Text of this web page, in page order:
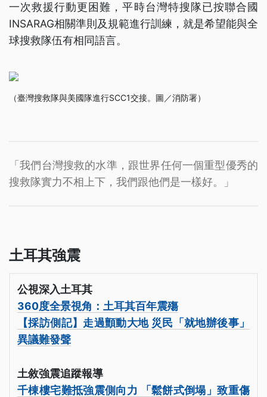
一次救援行動更困難，平時台灣特搜隊已按聯合國
INSARAG相關準則及規範進行訓練，就是希望能與全
球搜救隊伍有相同語言。
（臺灣搜救隊與美國隊進行SCC1交接。圖／消防署）
「我們台灣搜救的水準，跟世界任何一個重型優秀的
搜救隊實力不相上下，我們跟他們是一樣好。」
土耳其強震
公視深入土耳其
360度全景視角：土耳其百年震殤
【採訪側記】走過顫動大地 災民「就地辦後事」
異議難發聲
土敘強震追蹤報導
千棟樓宅難抵強震側向力 「鬆餅式倒塌」致重傷